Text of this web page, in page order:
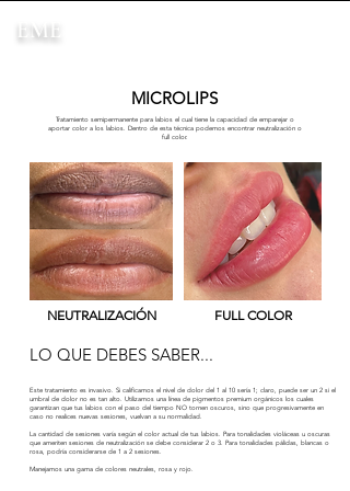
EME
MICROLIPS
Tratamiento semipermanente para labios el cual tiene la capacidad de emparejar o
aportar color a los labios. Dentro de esta técnica podemos encontrar neutralización o
full color.
NEUTRALIZACIÓN FULL COLOR
LO QUE DEBES SABER...
Este tratamiento es invasivo. Si calificamos el nivel de dolor del 1 al 10 sería 1; claro, puede ser un 2 si el
umbral de dolor no es tan alto. Utilizamos una línea de pigmentos premium orgánicos los cuales
garantizan que tus labios con el paso del tiempo NO tornen oscuros, sino que progresivamente en
caso no realices nuevas sesiones, vuelvan a su normalidad.
La cantidad de sesiones varía según el color actual de tus labios. Para tonalidades violáceas u oscuras
que ameriten sesiones de neutralización se debe considerar 2 o 3. Para tonalidades pálidas, blancas o
rosa, podría considerarse de 1 a 2 sesiones.
Manejamos una gama de colores neutrales, rosa y rojo.